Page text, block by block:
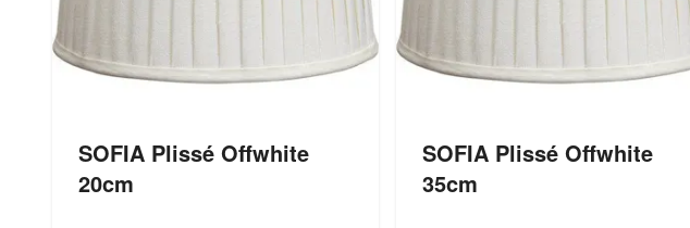
SOFIA Plissé Offwhite
20cm
SOFIA Plissé Offwhite
35cm